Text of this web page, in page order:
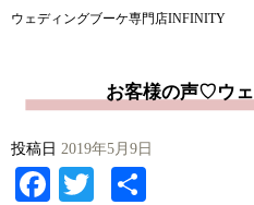
ウェディングブーケ専門店INFINITY
お客様の声♡ウ
投稿日 2019年5月9日
Facebook
Twitter